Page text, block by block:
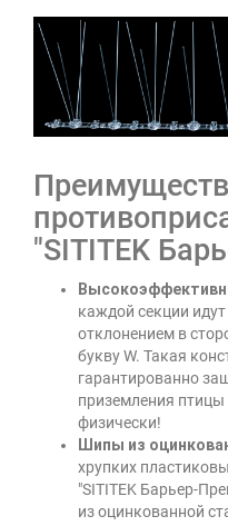
"SITITEK
каждой секции
отклонением в
букву W. Такая
гарантированно
приземления птицы
физически!
Шипы из
хрупких
"SITITEK Барьер-
из оцинкованной